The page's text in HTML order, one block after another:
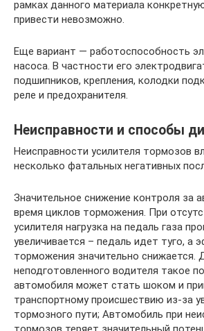
рамках данного материала
привести невозможно.
Еще вариант — работоспособность
насоса. В частности его
подшипников, крепления, колодки
реле и предохранителя.
Неисправности и способы
Неисправности усилителя тормозов
несколько фатальных негативных
Значительное снижение контроля за
время циклов торможения. При
усилителя нагрузка на педаль газа
увеличивается – педаль идет туго, а
торможения значительно снижается.
неподготовленного водителя такое
автомобиля может стать шоком и
транспортному происшествию из-за
тормозного пути; Автомобиль при